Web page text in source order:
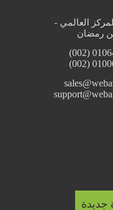
المركز العالمي -
رمضان
جديدة